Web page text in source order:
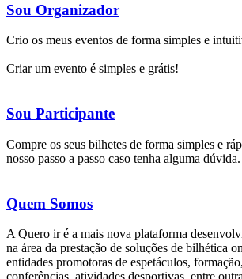
Sou Organizador
Crio os meus eventos de forma simples e
Criar um evento é simples e grátis!
Sou Participante
Compre os seus bilhetes de forma simples e
nosso passo a passo caso tenha alguma dúvida.
Quem Somos
A Quero ir é a mais nova plataforma
na área da prestação de soluções de bilhética
entidades promotoras de espetáculos,